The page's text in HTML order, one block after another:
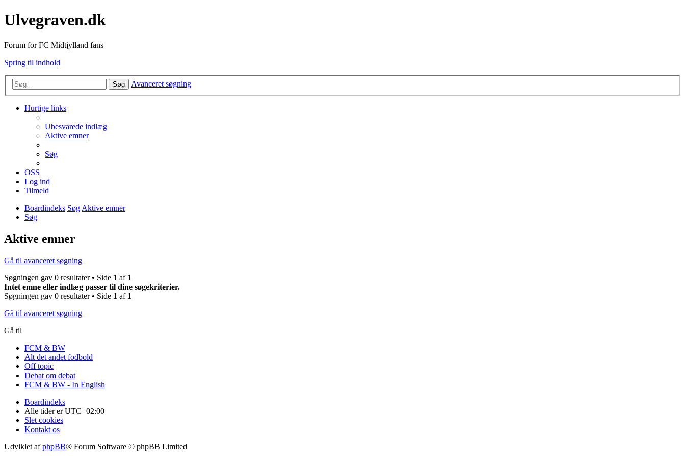
Ulvegraven.dk
Forum for FC Midtjylland fans
Spring til indhold
Søg Avanceret søgning
Hurtige links
Ubesvarede indlæg
Aktive emner
Søg
OSS
Log ind
Tilmeld
Boardindeks SøgAktive emner
Søg
Aktive emner
Gå til avanceret søgning
Søgningen gav 0 resultater • Side 1 af 1
Intet emne eller indlæg passer til dine søgekriterier.
Søgningen gav 0 resultater • Side 1 af 1
Gå til avanceret søgning
Gå til
FCM & BW
Alt det andet fodbold
Off topic
Debat om debat
FCM & BW - In English
Boardindeks
Alle tider erUTC+02:00
Slet cookies
Kontakt os
Udviklet afphpBB® Forum Software © phpBB Limited